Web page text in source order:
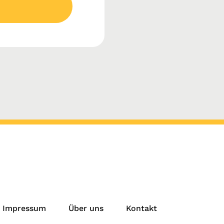
Impressum Über uns Kontakt